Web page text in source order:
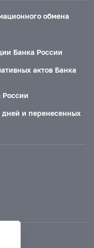
обмена
Банка России
актов Банка
России
и перенесенных